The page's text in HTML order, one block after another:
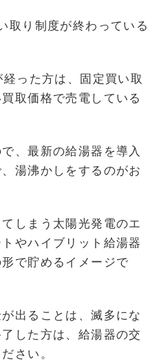
取り制度が終わっている
った方は、固定買い取
取価格で売電している
、最新の給湯器を導入
湯沸かしをするのがお
しまう太陽光発電のエ
やハイブリット給湯器
で貯めるイメージで
出ることは、滅多にな
した方は、給湯器の交
さい。